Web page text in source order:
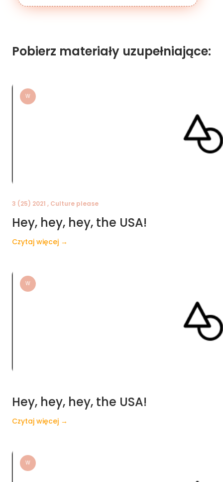
Pobierz materiały uzupełniające:
W
3 (25) 2021 , Culture please
Hey, hey, hey, the USA!
Czytaj więcej →
W
Hey, hey, hey, the USA!
Czytaj więcej →
W